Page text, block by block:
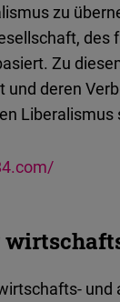
zu
Zu
und deren
und